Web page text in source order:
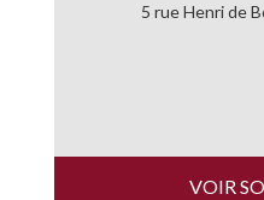
5 rue Henri de
VOIR